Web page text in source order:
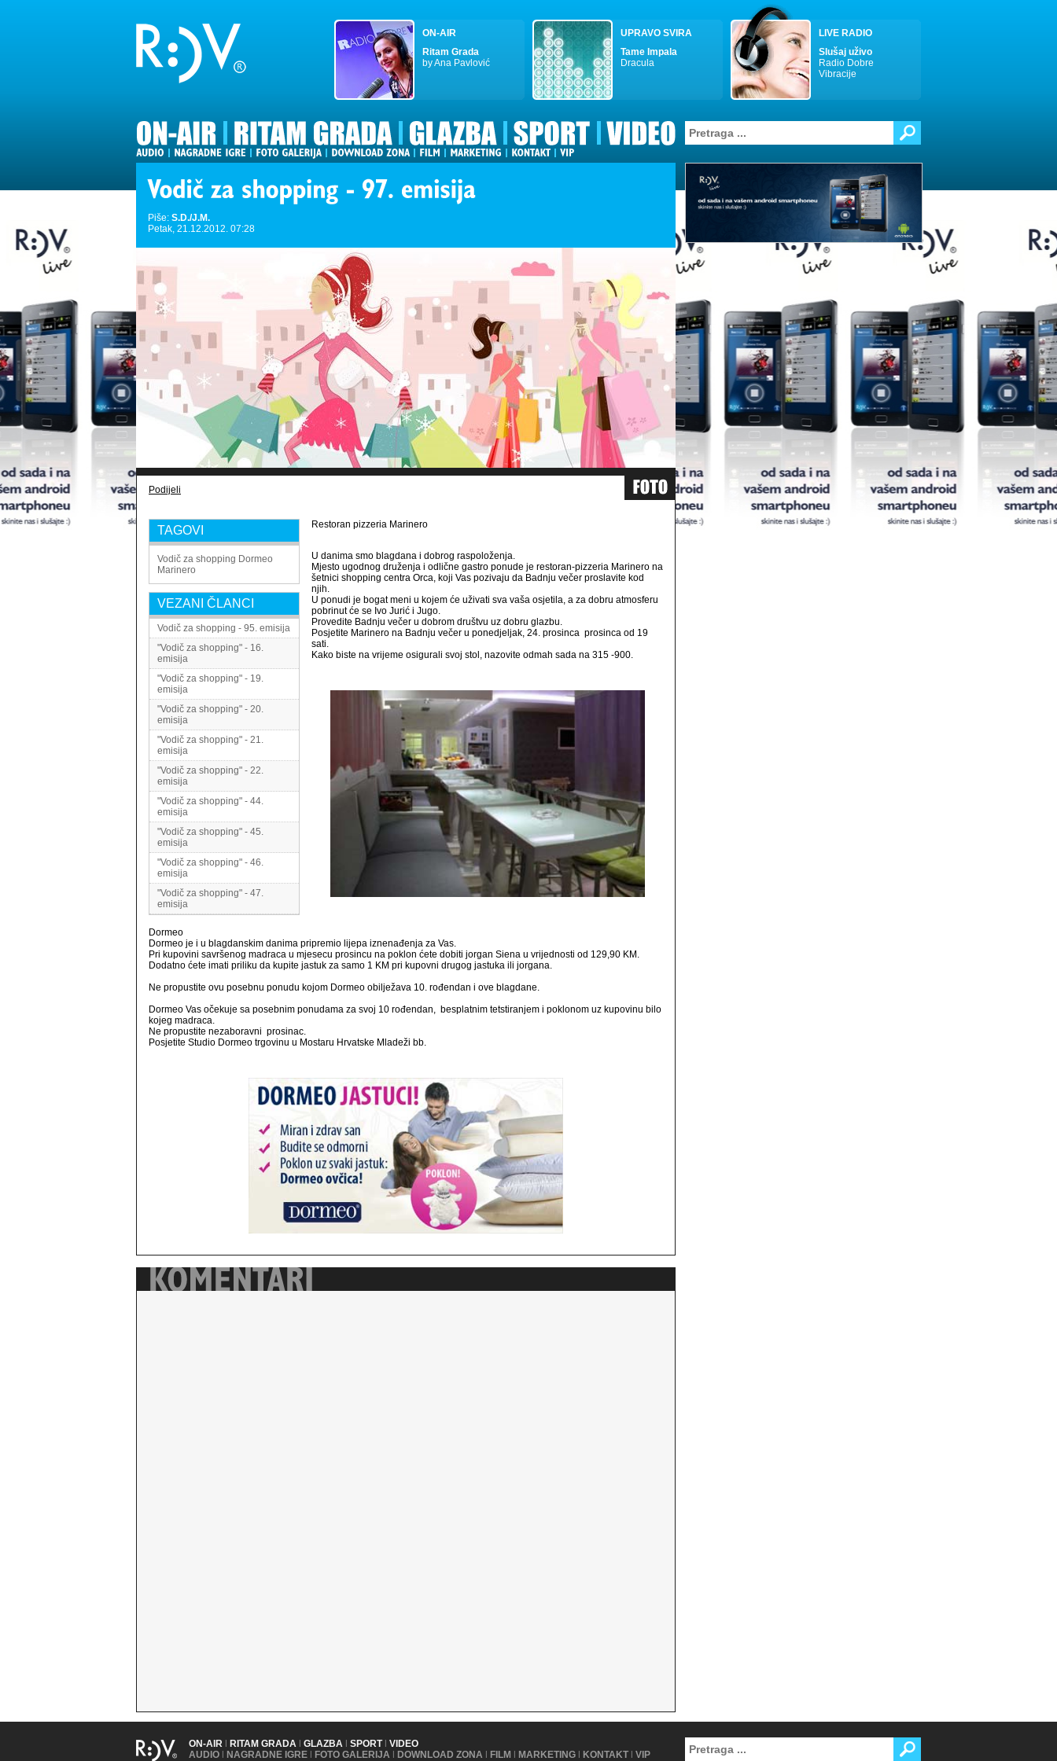
ON-AIR
Ritam Grada
by Ana Pavlović
UPRAVO SVIRA
Tame Impala
Dracula
LIVE RADIO
Slušaj uživo
Radio Dobre
Vibracije
Piše: S.D./J.M.
Petak, 21.12.2012. 07:28
Podijeli
TAGOVI
Vodič za shopping Dormeo
Marinero
VEZANI ČLANCI
Vodič za shopping - 95. emisija
"Vodič za shopping" - 16.
emisija
"Vodič za shopping" - 19.
emisija
"Vodič za shopping" - 20.
emisija
"Vodič za shopping" - 21.
emisija
"Vodič za shopping" - 22.
emisija
"Vodič za shopping" - 44.
emisija
"Vodič za shopping" - 45.
emisija
"Vodič za shopping" - 46.
emisija
"Vodič za shopping" - 47.
emisija
Restoran pizzeria Marinero
U danima smo blagdana i dobrog raspoloženja.
Mjesto ugodnog druženja i odlične gastro ponude je restoran-pizzeria Marinero na
šetnici shopping centra Orca, koji Vas pozivaju da Badnju večer proslavite kod
njih.
U ponudi je bogat meni u kojem će uživati sva vaša osjetila, a za dobru atmosferu
pobrinut će se Ivo Jurić i Jugo.
Provedite Badnju večer u dobrom društvu uz dobru glazbu.
Posjetite Marinero na Badnju večer u ponedjeljak, 24. prosinca prosinca od 19
sati.
Kako biste na vrijeme osigurali svoj stol, nazovite odmah sada na 315 -900.
Dormeo
Dormeo je i u blagdanskim danima pripremio lijepa iznenađenja za Vas.
Pri kupovini savršenog madraca u mjesecu prosincu na poklon ćete dobiti jorgan Siena u vrijednosti od 129,90 KM.
Dodatno ćete imati priliku da kupite jastuk za samo 1 KM pri kupovni drugog jastuka ili jorgana.
Ne propustite ovu posebnu ponudu kojom Dormeo obilježava 10. rođendan i ove blagdane.
Dormeo Vas očekuje sa posebnim ponudama za svoj 10 rođendan, besplatnim tetstiranjem i poklonom uz kupovinu bilo
kojeg madraca.
Ne propustite nezaboravni prosinac.
Posjetite Studio Dormeo trgovinu u Mostaru Hrvatske Mladeži bb.
ON-AIR | RITAM GRADA | GLAZBA | SPORT | VIDEO
AUDIO | NAGRADNE IGRE | FOTO GALERIJA | DOWNLOAD ZONA | FILM | MARKETING | KONTAKT | VIP